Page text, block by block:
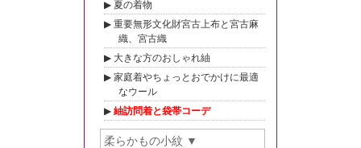
夏の着物
重要無形文化財宮古上布と宮古麻
織、宮古織
大きな方のおしゃれ紬
家庭着やちょっとおでかけに最適
なウール
紬訪問着と袋帯コーデ
柔らかもの小紋